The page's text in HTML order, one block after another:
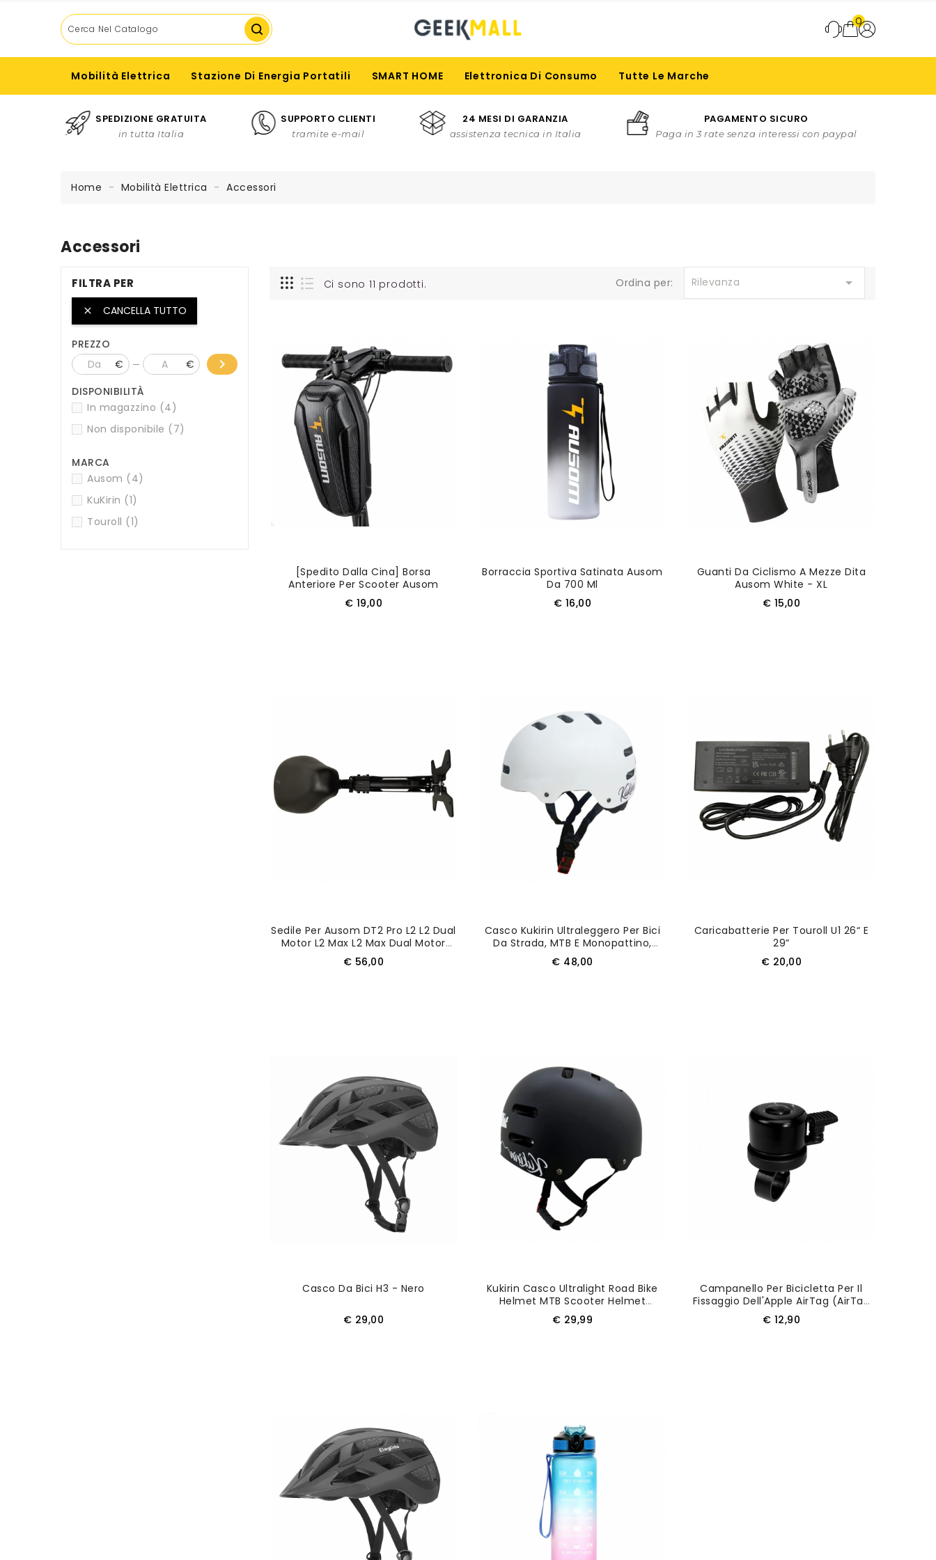
0
Mobilità Elettrica Stazione Di Energia Portatili SMART HOME Elettronica Di Consumo Tutte Le Marche
SPEDIZIONE GRATUITA
in tutta Italia
SUPPORTO CLIENTI
tramite e-mail
24 MESI DI GARANZIA
assistenza tecnica in Italia
PAGAMENTO SICURO
Paga in 3 rate senza interessi con paypal
Home Mobilità Elettrica Accessori
Accessori
FILTRA PER
 CANCELLA TUTTO
PREZZO
€
€ chevron_right
DISPONIBILITÀ
In magazzino (4)
Non disponibile (7)
MARCA
Ausom (4)
KuKirin (1)
Touroll (1)
Ci sono 11 prodotti. Ordina per: Rilevanza 
[Spedito Dalla Cina] Borsa
Anteriore Per Scooter Ausom
Prezzo
€ 19,00
Borraccia Sportiva Satinata Ausom
Da 700 Ml
Prezzo
€ 16,00
Guanti Da Ciclismo A Mezze Dita
Ausom White - XL
Prezzo
€ 15,00
Sedile Per Ausom DT2 Pro L2 L2 Dual
Motor L2 Max L2 Max Dual Motor
Scooter Elettrico
Prezzo
€ 56,00
Casco Kukirin Ultraleggero Per Bici
Da Strada, MTB E Monopattino,
Colore Bianco (codice Casuale)
Prezzo
€ 48,00
Caricabatterie Per Touroll U1 26“ E
29”
Prezzo
€ 20,00
Casco Da Bici H3 - Nero
Prezzo
€ 29,00
Kukirin Casco Ultralight Road Bike
Helmet MTB Scooter Helmet
(numero Di Codice Casuale)
Prezzo
€ 29,99
Campanello Per Bicicletta Per Il
Fissaggio Dell'Apple AirTag (AirTag
Non Incluso) - Nero
Prezzo
€ 12,90